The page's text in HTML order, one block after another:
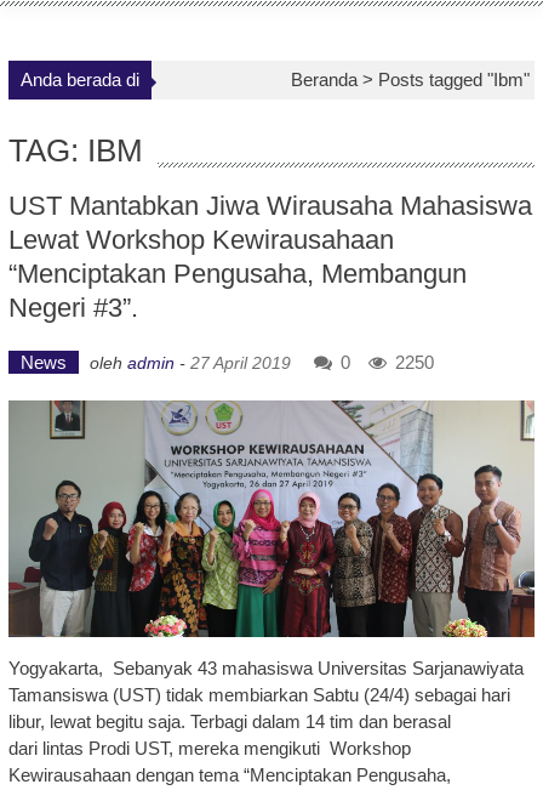
Anda berada di Beranda > Posts tagged "Ibm"
TAG: IBM
UST Mantabkan Jiwa Wirausaha Mahasiswa
Lewat Workshop Kewirausahaan
“Menciptakan Pengusaha, Membangun
Negeri #3”.
News oleh admin - 27 April 2019 0 2250
Yogyakarta, Sebanyak 43 mahasiswa Universitas Sarjanawiyata
Tamansiswa (UST) tidak membiarkan Sabtu (24/4) sebagai hari
libur, lewat begitu saja. Terbagi dalam 14 tim dan berasal
dari lintas Prodi UST, mereka mengikuti Workshop
Kewirausahaan dengan tema “Menciptakan Pengusaha,